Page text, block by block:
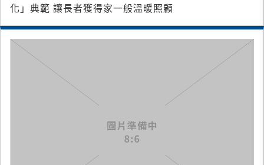
化」典範 讓長者獲得家一般溫暖照顧